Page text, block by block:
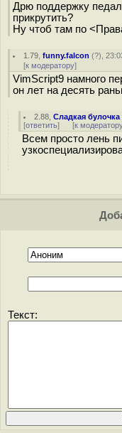
Дрю поддержку
прикрутить?
Ну чтоб там по
1.79 ,funny.falcon (?),
[к модератору]
VimScript9 намного
он лет на десять
2.88 ,Сладкая булочка
[ответить] [к
Всем просто лень
Текст: